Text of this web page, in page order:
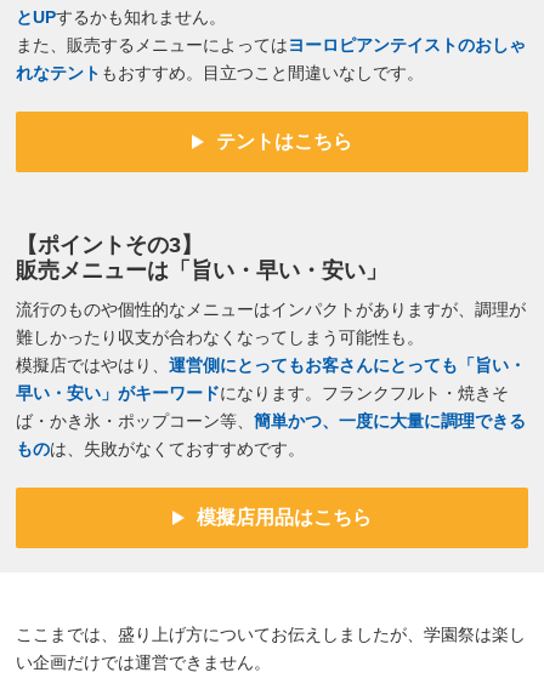
とUPするかも知れません。
また、販売するメニューによってはヨーロピアンテイストのおしゃ
れなテント もおすすめ。目立つこと間違いなしです。
テントはこちら
【ポイントその3】
販売メニューは「旨い・早い・安い」
流行のものや個性的なメニューはインパクトがありますが、調理が
難しかったり収支が合わなくなってしまう可能性も。
模擬店ではやはり、運営側にとってもお客さんにとっても「旨い・
早い・安い」がキーワードになります。フランクフルト・焼きそ
ば・かき氷・ポップコーン等、簡単かつ、一度に大量に調理できる
ものは、失敗がなくておすすめです。
模擬店用品はこちら
ここまでは、盛り上げ方についてお伝えしましたが、学園祭は楽し
い企画だけでは運営できません。